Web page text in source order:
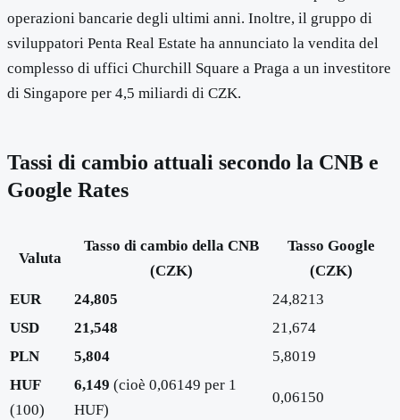
operazioni bancarie degli ultimi anni. Inoltre, il gruppo di
sviluppatori Penta Real Estate ha annunciato la vendita del
complesso di uffici Churchill Square a Praga a un investitore
di Singapore per 4,5 miliardi di CZK.
Tassi di cambio attuali secondo la CNB e
Google Rates
Valuta
Tasso di cambio della CNB
(CZK)
Tasso Google
(CZK)
EUR
24,805
24,8213
USD
21,548
21,674
PLN
5,804
5,8019
HUF
(100)
6,149 (cioè 0,06149 per 1
HUF)
0,06150